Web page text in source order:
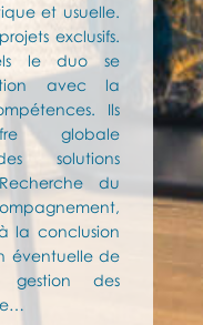
et usuelle.
exclusifs.
le duo se
avec la
Ils
globale
solutions
du
la conclusion
éventuelle de
gestion des